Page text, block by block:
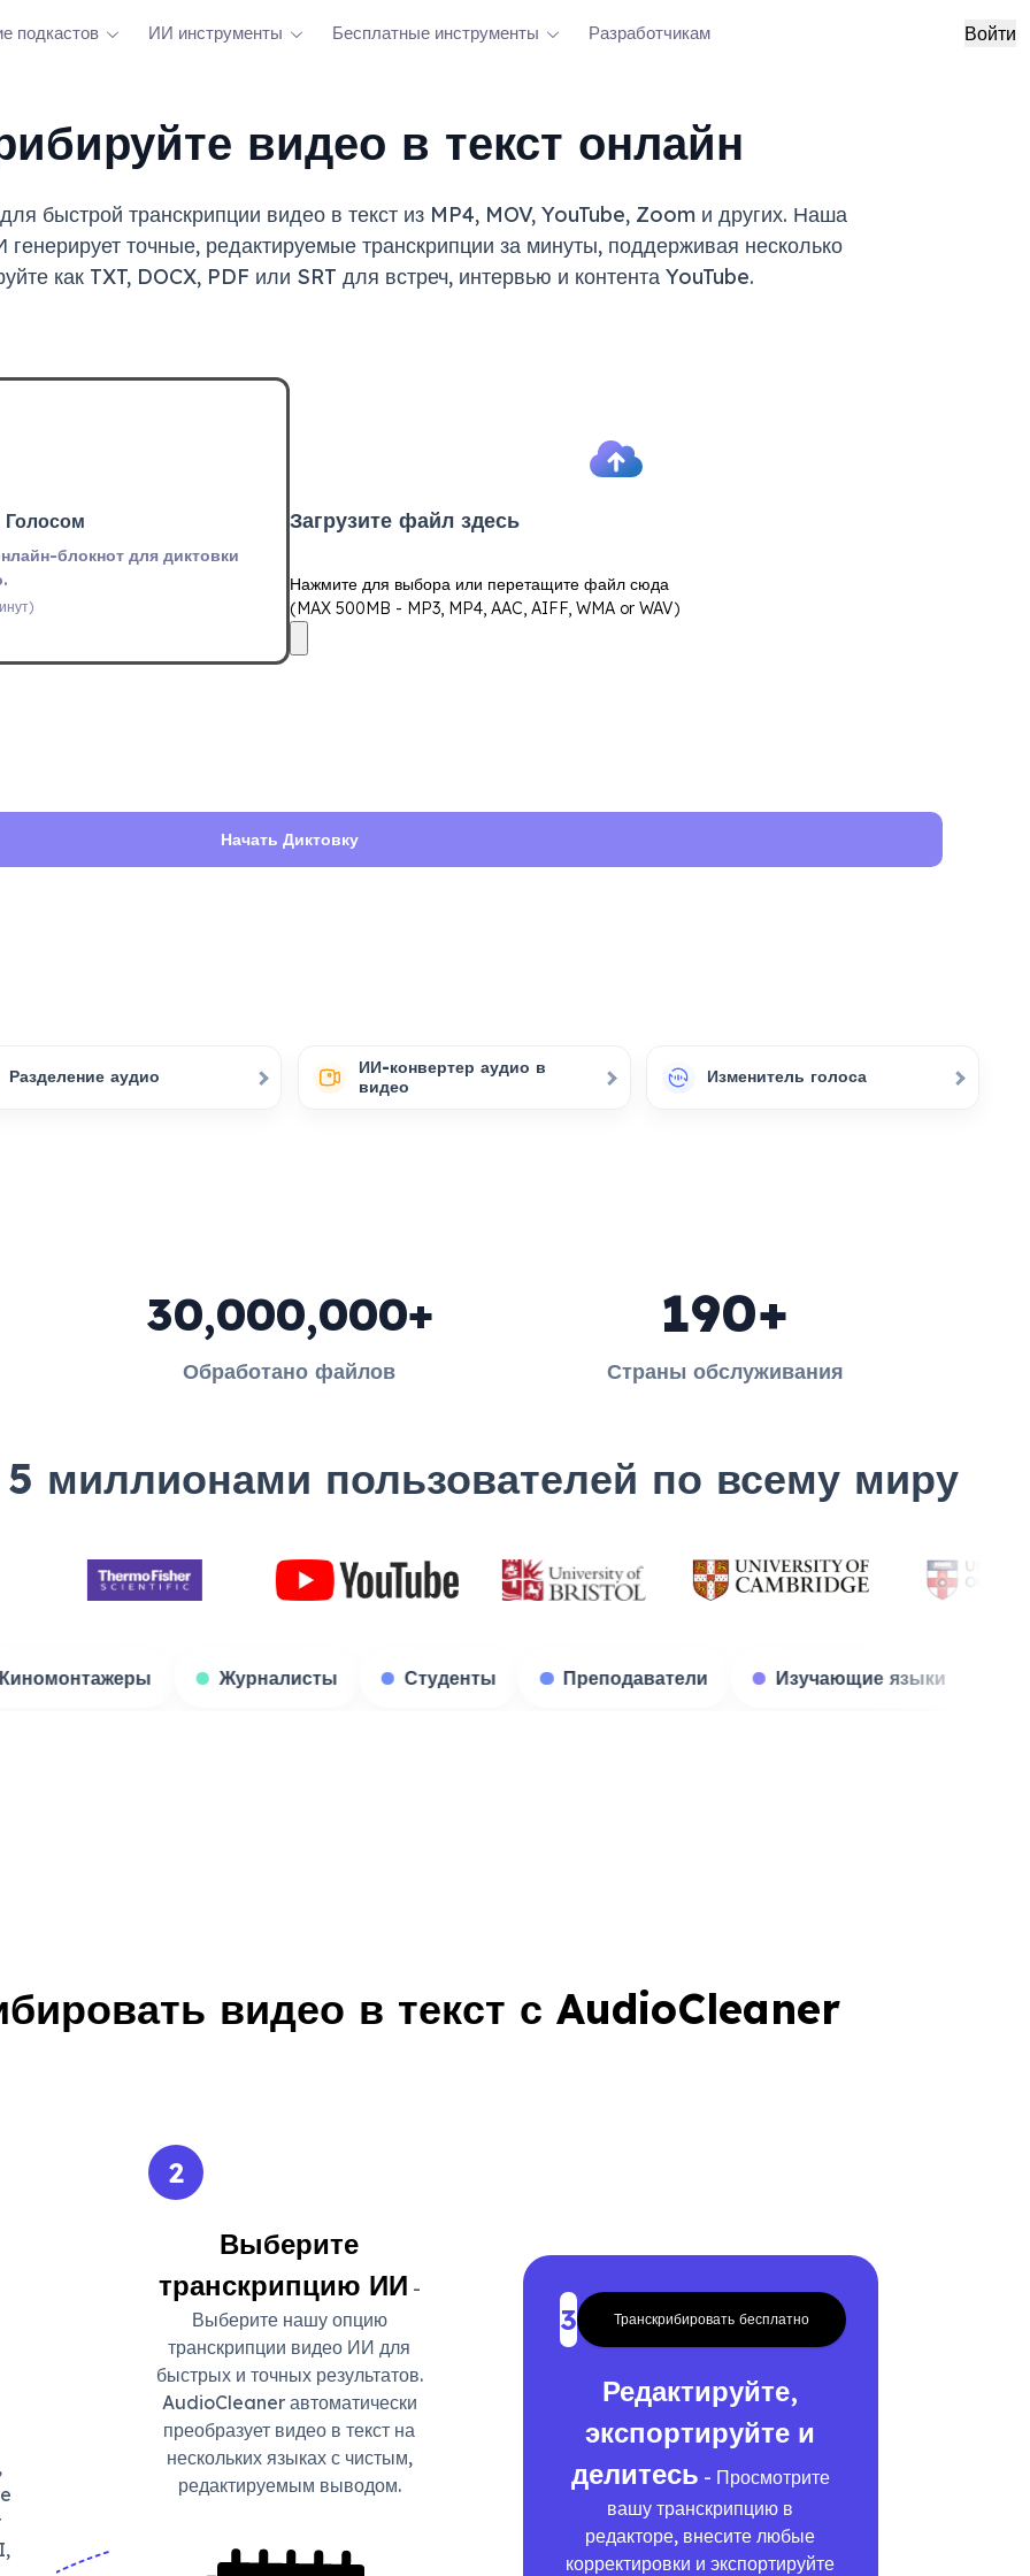
подкастов ИИ инструменты Бесплатные инструменты Разработчикам Войти
видео в текст онлайн
быстрой транскрипции видео в текст из MP4, MOV, YouTube, Zoom и других. Наша
точные, редактируемые транскрипции за минуты, поддерживая несколько
как TXT, DOCX, PDF или SRT для встреч, интервью и контента YouTube.
Голосом
блокнот для диктовки
Загрузите файл здесь
Нажмите для выбора или перетащите файл сюда
(MAX 500MB - MP3, MP4, AAC, AIFF, WMA or WAV)
Начать Диктовку
Разделение аудио
ИИ-конвертер аудио в
видео
Изменитель голоса
30,000,000+
Обработано файлов
190+
Страны обслуживания
миллионами пользователей по всему миру
Киномонтажеры Журналисты Студенты Преподаватели Изучающие
видео в текст с AudioCleaner
2
Выберите
транскрипцию ИИ -
Выберите нашу опцию
транскрипции видео ИИ для
быстрых и точных результатов.
AudioCleaner автоматически
преобразует видео в текст на
нескольких языках с чистым,
редактируемым выводом.
3 Транскрибировать бесплатно
Редактируйте,
экспортируйте и
делитесь - Просмотрите
вашу транскрипцию в
редакторе, внесите любые
корректировки и экспортируйте